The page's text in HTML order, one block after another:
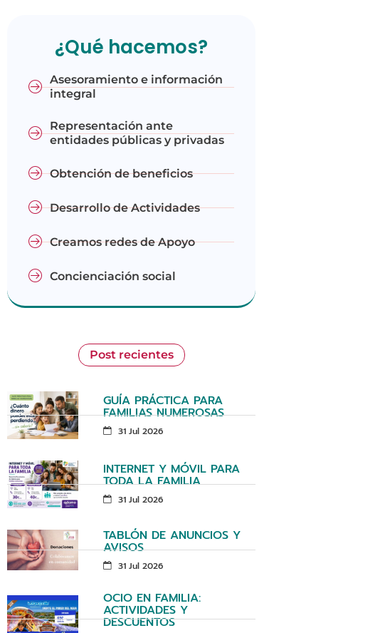
¿Qué hacemos?
Asesoramiento e información
integral
Representación ante
entidades públicas y privadas
Obtención de beneficios
Desarrollo de Actividades
Creamos redes de Apoyo
Concienciación social
Post recientes
GUÍA PRÁCTICA PARA
FAMILIAS NUMEROSAS
31 Jul 2026
INTERNET Y MÓVIL PARA
TODA LA FAMILIA
31 Jul 2026
TABLÓN DE ANUNCIOS Y
AVISOS
31 Jul 2026
OCIO EN FAMILIA:
ACTIVIDADES Y
DESCUENTOS